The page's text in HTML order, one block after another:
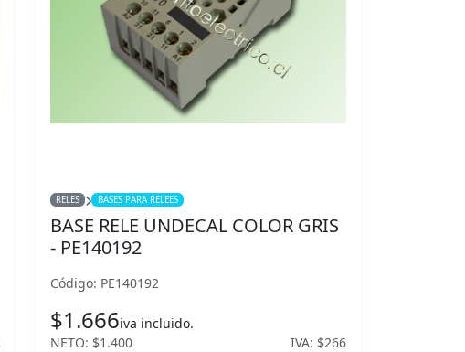
RELES BASES PARA RELEES
BASE RELE UNDECAL COLOR GRIS
- PE140192
Código: PE140192
$1.666iva incluido.
NETO: $1.400
IVA: $266